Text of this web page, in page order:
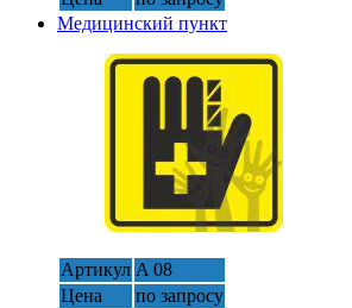
Медицинский пункт
Артикул A 08
Цена
по запросу